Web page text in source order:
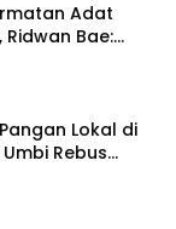
Adat
Ridwan Bae:
Pantas!
Lokal di
Rebus